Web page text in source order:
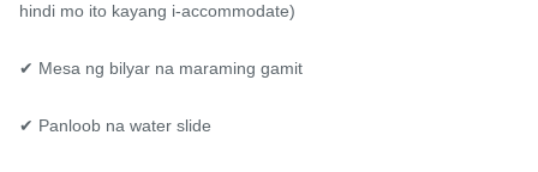
hindi mo ito kayang i-accommodate)
✔ Mesa ng bilyar na maraming gamit
✔ Panloob na water slide